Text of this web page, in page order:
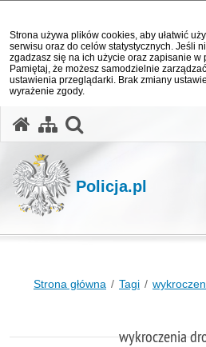
Strona używa plików cookies, aby ułatwić
serwisu oraz do celów statystycznych. Jeśli
zgadzasz się na ich użycie oraz zapisanie w
Pamiętaj, że możesz samodzielnie
ustawienia przeglądarki. Brak zmiany
wyrażenie zgody.
Policja.pl
Strona główna Tagi
wykroczenia